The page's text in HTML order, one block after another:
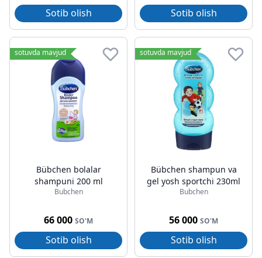
Sotib olish Sotib olish
sotuvda mavjud
Bübchen bolalar
shampuni 200 ml
Bubchen
66 000 SO'M
Sotib olish
sotuvda mavjud
Bübchen shampun va
gel yosh sportchi 230ml
Bubchen
56 000 SO'M
Sotib olish